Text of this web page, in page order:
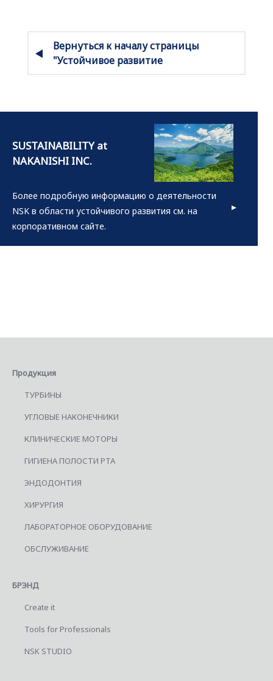
Вернуться к началу страницы
"Устойчивое развитие
Более подробную информацию о деятельности
NSK в области устойчивого развития см. на
корпоративном сайте.
Продукция
ТУРБИНЫ
УГЛОВЫЕ НАКОНЕЧНИКИ
КЛИНИЧЕСКИЕ МОТОРЫ
ГИГИЕНА ПОЛОСТИ РТА
ЭНДОДОНТИЯ
ХИРУРГИЯ
ЛАБОРАТОРНОЕ ОБОРУДОВАНИЕ
ОБСЛУЖИВАНИЕ
БРЭНД
Create it
Tools for Professionals
NSK STUDIO